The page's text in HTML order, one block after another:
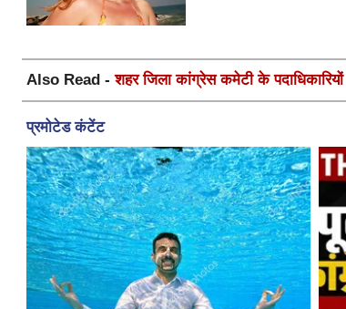
Also Read -शहर जिला कांग्रेस कमेटी के पदाधिकारियों